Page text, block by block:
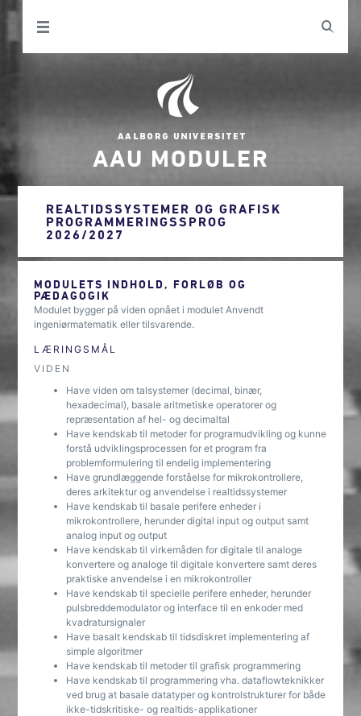
AAU MODULER
REALTIDSSYSTEMER OG GRAFISK
PROGRAMMERINGSSPROG
2026/2027
MODULETS INDHOLD, FORLØB OG
PÆDAGOGIK
Modulet bygger på viden opnået i modulet Anvendt
ingeniørmatematik eller tilsvarende.
LÆRINGSMÅL
VIDEN
Have viden om talsystemer (decimal, binær,
hexadecimal), basale aritmetiske operatorer og
repræsentation af hel- og decimaltal
Have kendskab til metoder for programudvikling og kunne
forstå udviklingsprocessen for et program fra
problemformulering til endelig implementering
Have grundlæggende forståelse for mikrokontrollere,
deres arkitektur og anvendelse i realtidssystemer
Have kendskab til basale perifere enheder i
mikrokontrollere, herunder digital input og output samt
analog input og output
Have kendskab til virkemåden for digitale til analoge
konvertere og analoge til digitale konvertere samt deres
praktiske anvendelse i en mikrokontroller
Have kendskab til specielle perifere enheder, herunder
pulsbreddemodulator og interface til en enkoder med
kvadratursignaler
Have basalt kendskab til tidsdiskret implementering af
simple algoritmer
Have kendskab til metoder til grafisk programmering
Have kendskab til programmering vha. dataflowteknikker
ved brug at basale datatyper og kontrolstrukturer for både
ikke-tidskritiske- og realtids-applikationer